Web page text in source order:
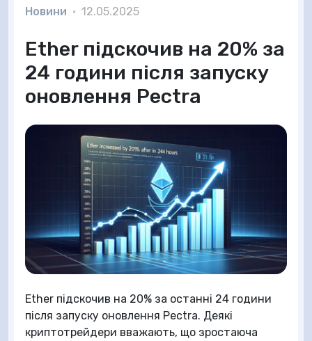
Новини • 12.05.2025
Ether підскочив на 20% за
24 години після запуску
оновлення Pectra
Ether підскочив на 20% за останні 24 години
після запуску оновлення Pectra. Деякі
криптотрейдери вважають, що зростаюча